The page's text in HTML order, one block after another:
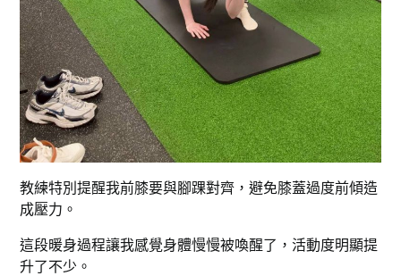
教練特別提醒我前膝要與腳踝對齊，避免膝蓋過度前傾造
成壓力。
這段暖身過程讓我感覺身體慢慢被喚醒了，活動度明顯提
升了不少。